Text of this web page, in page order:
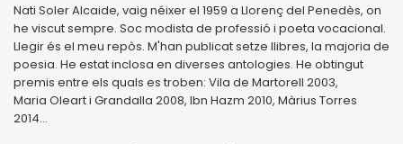
Nati Soler Alcaide, vaig néixer el 1959 a Llorenç del Penedès, on
he viscut sempre. Soc modista de professió i poeta vocacional.
Llegir és el meu repòs. M'han publicat setze llibres, la majoria de
poesia. He estat inclosa en diverses antologies. He obtingut
premis entre els quals es troben: Vila de Martorell 2003,
Maria Oleart i Grandalla 2008, Ibn Hazm 2010, Màrius Torres
2014...